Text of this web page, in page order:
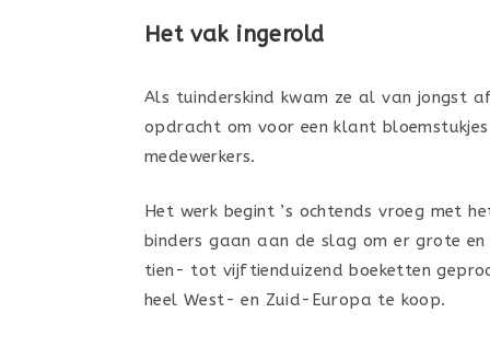
Het vak ingerold
Als tuinderskind kwam ze al van jongst
opdracht om voor een klant
medewerkers.
Het werk begint ’s ochtends vroeg met
binders gaan aan de slag om er grote en
tien- tot vijftienduizend boeketten
heel West- en Zuid-Europa te koop.